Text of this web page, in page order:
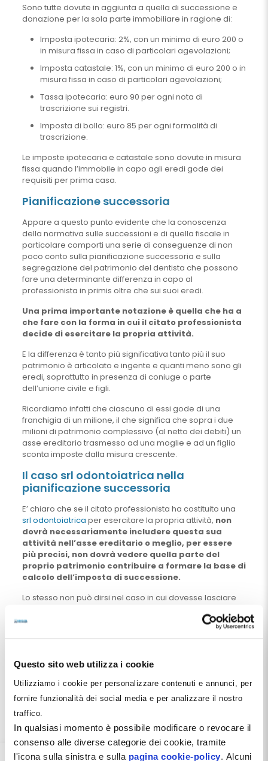
Questo sito web utilizza i cookie
Utilizziamo i cookie per personalizzare contenuti e annunci, per
fornire funzionalità dei social media e per analizzare il nostro
traffico.
In qualsiasi momento è possibile modificare o revocare il
consenso alle diverse categorie dei cookie, tramite
l'icona sulla sinistra e sulla pagina cookie-policy. Alcuni
Sono tutte dovute in aggiunta a quella di successione e
donazione per la sola parte immobiliare in ragione di:
Imposta ipotecaria: 2%, con un minimo di euro 200 o
in misura fissa in caso di particolari agevolazioni;
Imposta catastale: 1%, con un minimo di euro 200 o in
misura fissa in caso di particolari agevolazioni;
Tassa ipotecaria: euro 90 per ogni nota di
trascrizione sui registri.
Imposta di bollo: euro 85 per ogni formalità di
trascrizione.
Le imposte ipotecaria e catastale sono dovute in misura
fissa quando l’immobile in capo agli eredi gode dei
requisiti per prima casa.
Pianificazione successoria
Appare a questo punto evidente che la conoscenza
della normativa sulle successioni e di quella fiscale in
particolare comporti una serie di conseguenze di non
poco conto sulla pianificazione successoria e sulla
segregazione del patrimonio del dentista che possono
fare una determinante differenza in capo al
professionista in primis oltre che sui suoi eredi.
Una prima importante notazione è quella che ha a
che fare con la forma in cui il citato professionista
decide di esercitare la propria attività.
E la differenza è tanto più significativa tanto più il suo
patrimonio è articolato e ingente e quanti meno sono gli
eredi, soprattutto in presenza di coniuge o parte
dell’unione civile e figli.
Ricordiamo infatti che ciascuno di essi gode di una
franchigia di un milione, il che significa che sopra i due
milioni di patrimonio complessivo (al netto dei debiti) un
asse ereditario trasmesso ad una moglie e ad un figlio
sconta imposte dalla misura crescente.
Il caso srl odontoiatrica nella
pianificazione successoria
E’ chiaro che se il citato professionista ha costituito una
srl odontoiatrica per esercitare la propria attività, non
dovrà necessariamente includere questa sua
attività nell’asse ereditario o meglio, per essere
più precisi, non dovrà vedere quella parte del
proprio patrimonio contribuire a formare la base di
calcolo dell’imposta di successione.
Lo stesso non può dirsi nel caso in cui dovesse lasciare
La srl odontoiatrica, infatti, può essere tramandata agli
con un patto di famiglia (allo scopo di stabilire quale
potrebbe fare in nessun altro modo, né con un
testamento e tanto meno con una donazione e con
con una donazione o
con la successione testamentaria.